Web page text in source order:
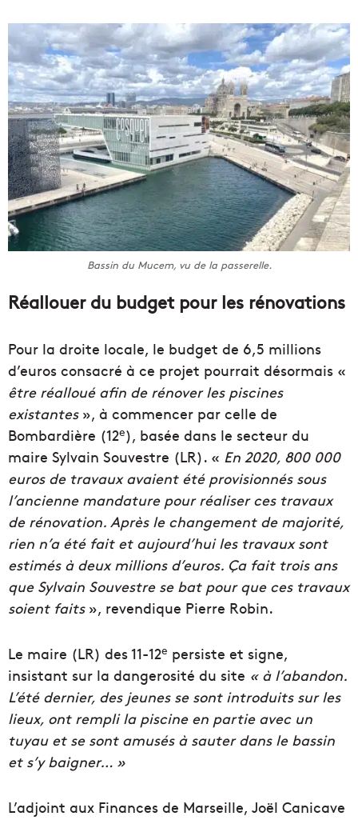
Bassin du Mucem, vu de la passerelle.
Réallouer du budget pour les rénovations
Pour la droite locale, le budget de 6,5 millions
d’euros consacré à ce projet pourrait désormais «
être réalloué afin de rénover les piscines
existantes», à commencer par celle de
Bombardière (12e), basée dans le secteur du
maire Sylvain Souvestre (LR). « En 2020, 800 000
euros de travaux avaient été provisionnés sous
l’ancienne mandature pour réaliser ces travaux
de rénovation. Après le changement de majorité,
rien n’a été fait et aujourd’hui les travaux sont
estimés à deux millions d’euros. Ça fait trois ans
que Sylvain Souvestre se bat pour que ces travaux
soient faits», revendique Pierre Robin.
Le maire (LR) des 11-12e persiste et signe,
insistant sur la dangerosité du site « à l’abandon.
L’été dernier, des jeunes se sont introduits sur les
lieux, ont rempli la piscine en partie avec un
tuyau et se sont amusés à sauter dans le bassin
et s’y baigner… »
L’adjoint aux Finances de Marseille, Joël Canicave